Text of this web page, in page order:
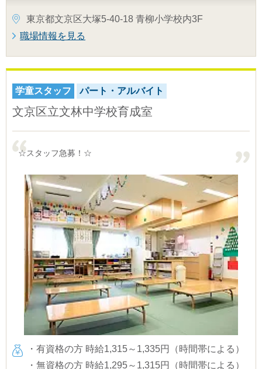
東京都文京区大塚5-40-18 青柳小学校内3F
職場情報を見る
学童スタッフ パート・アルバイト
文京区立文林中学校育成室
☆スタッフ急募！☆
・有資格の方 時給1,315～1,335円（時間帯による）
・無資格の方 時給1,295～1,315円（時間帯による）